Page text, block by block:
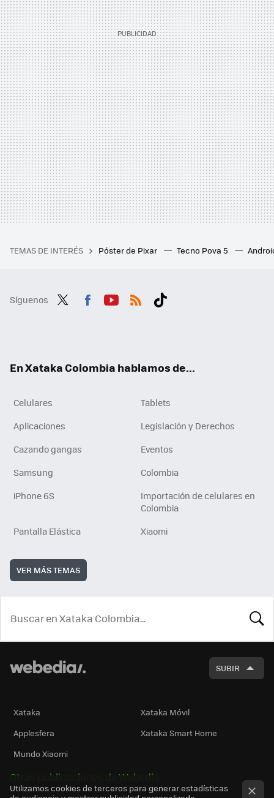
TEMAS DE INTERÉS Póster de Pixar Tecno Pova 5
Síguenos
En Xataka Colombia hablamos de...
Celulares
Tablets
Aplicaciones
Legislación y Derechos
Cazando gangas
Eventos
Samsung
Colombia
iPhone 6S
Importación de celulares en
Colombia
Pantalla Elástica
Xiaomi
VER MÁS TEMAS
SUBIR
Xataka
Xataka Móvil
Applesfera
Xataka Smart Home
Mundo Xiaomi
Otras publicaciones de Webedia
Utilizamos cookies de terceros para generar estadísticas